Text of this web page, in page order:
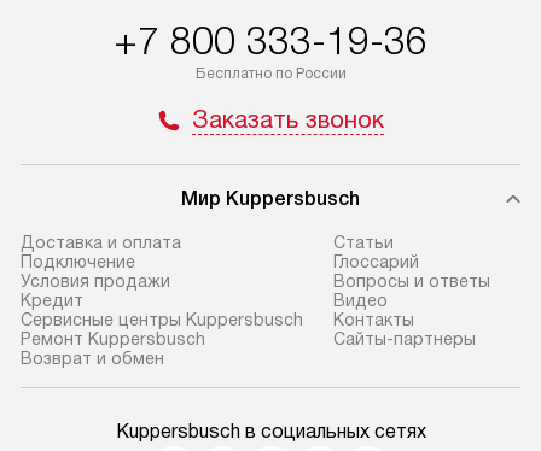
+7 800 333-19-36
Бесплатно по России
Заказать звонок
Мир Kuppersbusch
Доставка и оплата
Подключение
Условия продажи
Кредит
Сервисные центры Kuppersbusch
Ремонт Kuppersbusch
Возврат и обмен
Cтатьи
Глоссарий
Вопросы и ответы
Видео
Контакты
Сайты-партнеры
Kuppersbusch в социальных сетях